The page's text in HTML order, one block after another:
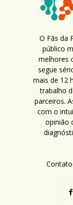
O Fãs da
público
melhores
segue
mais de 12
trabalho
parceiros.
com o
opinião
Contato: